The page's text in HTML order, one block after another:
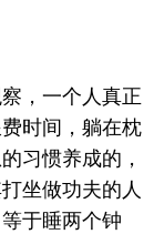
，一个人真正
时间，躺在枕
习惯养成的，
坐做功夫的人
于睡两个钟